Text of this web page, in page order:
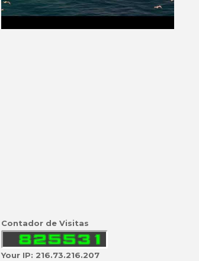
Contador de Visitas
Your IP: 216.73.216.207